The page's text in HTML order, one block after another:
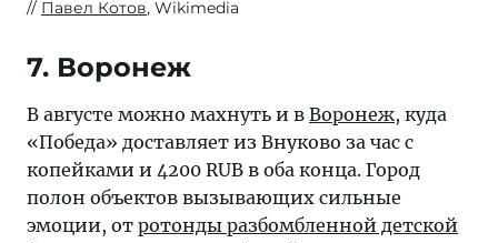
Павел Котов, Wikimedia
7. Воронеж
В августе можно махнуть и в Воронеж, куда
«Победа» доставляет из Внуково за час с
копейками и 4200 RUB в оба конца. Город
полон объектов вызывающих сильные
эмоции, от ротонды разбомбленной детской